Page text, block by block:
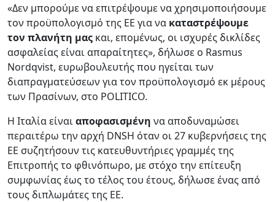
«Δεν μπορούμε να επιτρέψουμε να χρησιμοποιήσουμε
τον προϋπολογισμό της ΕΕ για να καταστρέψουμε
τον πλανήτη μας και, επομένως, οι ισχυρές δικλίδες
ασφαλείας είναι απαραίτητες», δήλωσε ο Rasmus
Nordqvist, ευρωβουλευτής που ηγείται των
διαπραγματεύσεων για τον προϋπολογισμό εκ μέρους
των Πρασίνων, στο POLITICO.
Η Ιταλία είναιαποφασισμένη να αποδυναμώσει
περαιτέρω την αρχή DNSH όταν οι 27 κυβερνήσεις της
ΕΕ συζητήσουν τις κατευθυντήριες γραμμές της
Επιτροπής το φθινόπωρο, με στόχο την επίτευξη
συμφωνίας έως το τέλος του έτους, δήλωσε ένας από
τους διπλωμάτες της ΕΕ.